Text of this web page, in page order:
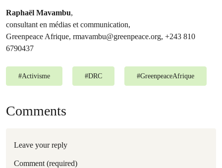
Raphaël Mavambu,
consultant en médias et communication,
Greenpeace Afrique, rmavambu@greenpeace.org, +243 810
6790437
#Activisme #DRC #GreenpeaceAfrique
Comments
Leave your reply
Comment (required)